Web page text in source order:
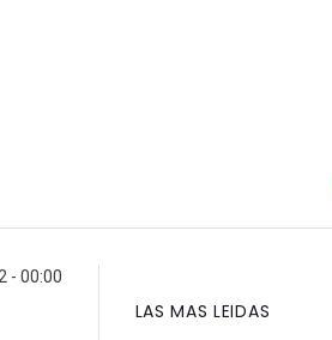
- 00:00
LAS MAS LEIDAS